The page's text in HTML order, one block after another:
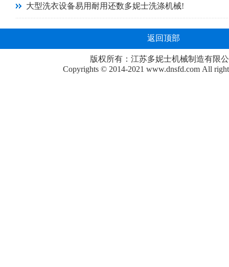
大型洗衣设备易用耐用还数多妮士洗涤机械!
返回顶部
版权所有：江苏多妮士机械制造有限
Copyrights © 2014-2021 www.dnsfd.com All